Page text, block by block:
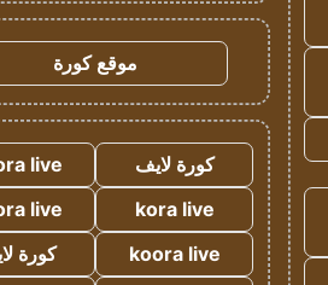
موقع كورة
كورة لايف
live
kora live
live
koora live
كورة